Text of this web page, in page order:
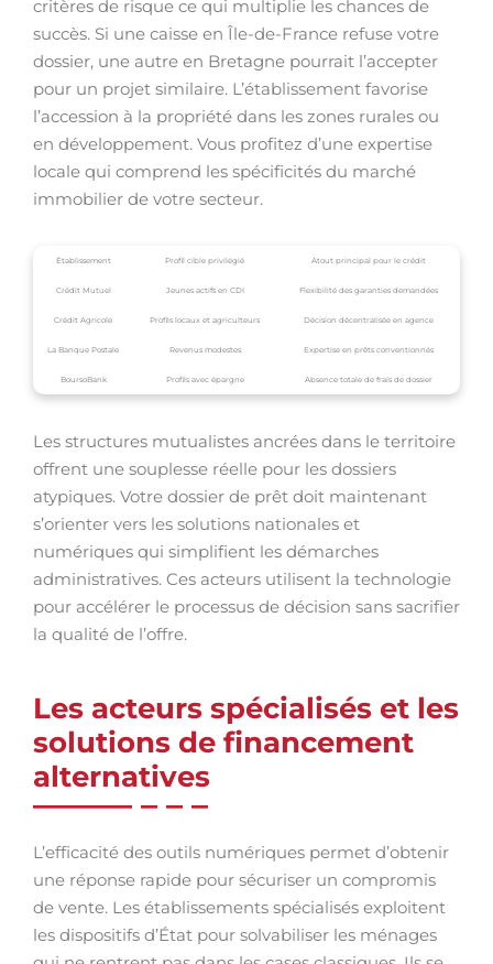
critères de risque ce qui multiplie les chances de
succès. Si une caisse en Île-de-France refuse votre
dossier, une autre en Bretagne pourrait l’accepter
pour un projet similaire. L’établissement favorise
l’accession à la propriété dans les zones rurales ou
en développement. Vous profitez d’une expertise
locale qui comprend les spécificités du marché
immobilier de votre secteur.
Établissement Profil cible privilégié Atout principal pour le crédit
Crédit Mutuel Jeunes actifs en CDI Flexibilité des garanties demandées
Crédit Agricole Profils locaux et agriculteurs Décision décentralisée en agence
La Banque Postale Revenus modestes Expertise en prêts conventionnés
BoursoBank Profils avec épargne Absence totale de frais de dossier
Les structures mutualistes ancrées dans le territoire
offrent une souplesse réelle pour les dossiers
atypiques. Votre dossier de prêt doit maintenant
s’orienter vers les solutions nationales et
numériques qui simplifient les démarches
administratives. Ces acteurs utilisent la technologie
pour accélérer le processus de décision sans sacrifier
la qualité de l’offre.
Les acteurs spécialisés et les
solutions de financement
alternatives
L’efficacité des outils numériques permet d’obtenir
une réponse rapide pour sécuriser un compromis
de vente. Les établissements spécialisés exploitent
les dispositifs d’État pour solvabiliser les ménages